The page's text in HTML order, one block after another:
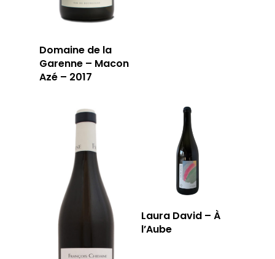
Domaine de la
Garenne – Macon
Azé – 2017
Laura David – À
l’Aube
RÉSERVER
59 rue Grignan
13006 Marseille
T: 04 91 33 46 59